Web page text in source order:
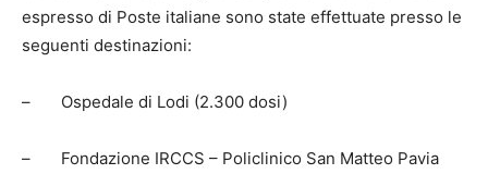
espresso di Poste italiane sono state effettuate presso le
seguenti destinazioni:
– Ospedale di Lodi (2.300 dosi)
– Fondazione IRCCS – Policlinico San Matteo Pavia